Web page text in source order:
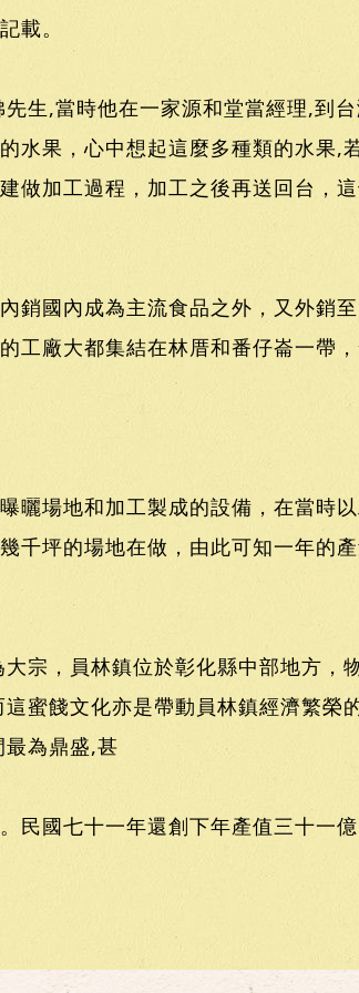
載。
生,當時他在一家源和堂當經理,到
水果，心中想起這麼多種類的水果
做加工過程，加工之後再送回台，這
銷國內成為主流食品之外，又外銷
工廠大都集結在林厝和番仔崙一帶
曬場地和加工製成的設備，在當時
千坪的場地在做，由此可知一年的產
宗，員林鎮位於彰化縣中部地方
蜜餞文化亦是帶動員林鎮經濟繁
為鼎盛,甚
民國七十一年還創下年產值三十一